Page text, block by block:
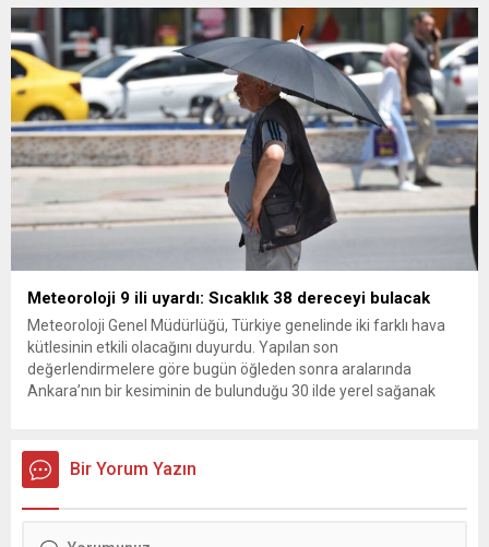
olun. Türkiye’yi...
Meteoroloji 9 ili uyardı: Sıcaklık 38 dereceyi bulacak
Meteoroloji Genel Müdürlüğü, Türkiye genelinde iki farklı hava
kütlesinin etkili olacağını duyurdu. Yapılan son
değerlendirmelere göre bugün öğleden sonra aralarında
Ankara’nın bir kesiminin de bulunduğu 30 ilde yerel sağanak
üzerine çıkarak yaz değerlerine ulaşacak. Ayrıca...
Bir Yorum Yazın